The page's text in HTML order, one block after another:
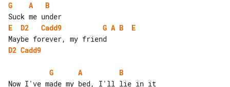
G
A
B
E
D2 Cadd9 G A B
E
D2 Cadd9
G A
B